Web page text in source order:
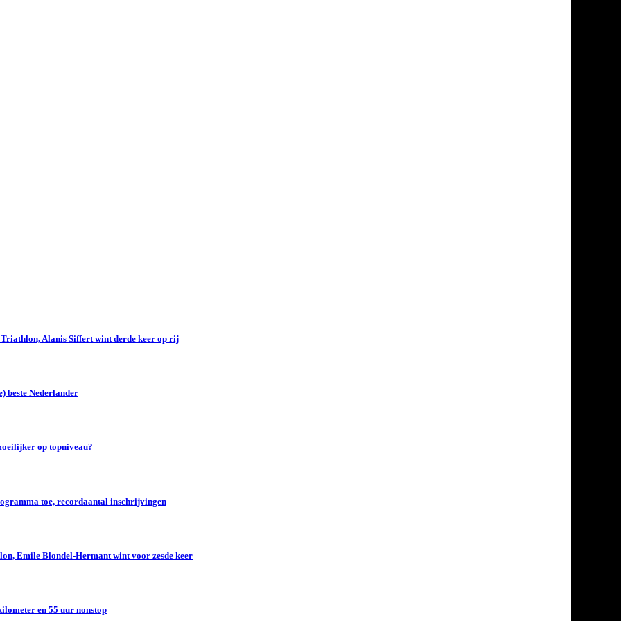
Triathlon, Alanis Siffert wint derde keer op rij
beste Nederlander
op topniveau?
toe, recordaantal inschrijvingen
Emile Blondel-Hermant wint voor zesde keer
en 55 uur nonstop